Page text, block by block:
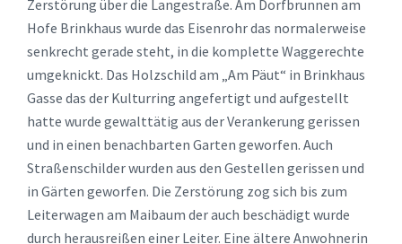
Zerstörung über die Langestraße. Am Dorfbrunnen am
Hofe Brinkhaus wurde das Eisenrohr das normalerweise
senkrecht gerade steht, in die komplette Waggerechte
umgeknickt. Das Holzschild am „Am Päut“ in Brinkhaus
Gasse das der Kulturring angefertigt und aufgestellt
hatte wurde gewalttätig aus der Verankerung gerissen
und in einen benachbarten Garten geworfen. Auch
Straßenschilder wurden aus den Gestellen gerissen und
in Gärten geworfen. Die Zerstörung zog sich bis zum
Leiterwagen am Maibaum der auch beschädigt wurde
durch herausreißen einer Leiter. Eine ältere Anwohnerin